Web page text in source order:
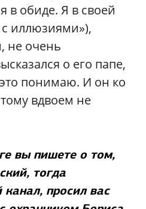
в обиде. Я в своей
иллюзиями»),
не очень
о его папе,
понимаю. И он ко
вдвоем не
вы пишете о том,
тогда
просил вас